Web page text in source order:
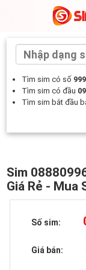
Tìm sim có số
Tìm sim có đầu
Tìm sim bắt đầu
Sim
Giá Rẻ - Mua
Số sim:
Giá bán: